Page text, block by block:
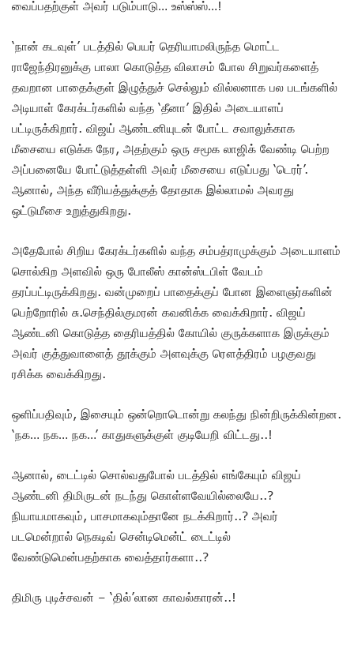
வைப்பதற்குள் அவர் படும்பாடு… உஸ்ஸ்ஸ்…!
‘நான் கடவுள்’ படத்தில் பெயர் தெரியாமலிருந்த மொட்ட
ராஜேந்திரனுக்கு பாலா கொடுத்த விலாசம் போல சிறுவர்களைத்
தவறான பாதைக்குள் இழுத்துச் செல்லும் வில்லனாக பல படங்களில்
அடியாள் கேரக்டர்களில் வந்த ‘தீனா’ இதில் அடையாளப்
பட்டிருக்கிறார். விஜய் ஆண்டனியுடன் போட்ட சவாலுக்காக
மீசையை எடுக்க நேர, அதற்கும் ஒரு சமூக லாஜிக் வேண்டி பெற்ற
அப்பனையே போட்டுத்தள்ளி அவர் மீசையை எடுப்பது ‘டெரர்’.
ஆனால், அந்த வீரியத்துக்குத் தோதாக இல்லாமல் அவரது
ஒட்டுமீசை உறுத்துகிறது.
அதேபோல் சிறிய கேரக்டர்களில் வந்த சம்பத்ராமுக்கும் அடையாளம்
சொல்கிற அளவில் ஒரு போலீஸ் கான்ஸ்டபிள் வேடம்
தரப்பட்டிருக்கிறது. வன்முறைப் பாதைக்குப் போன இளைஞர்களின்
பெற்றோரில் சு.செந்தில்குமரன் கவனிக்க வைக்கிறார். விஜய்
ஆண்டனி கொடுத்த தைரியத்தில் கோயில் குருக்களாக இருக்கும்
அவர் குத்துவாளைத் தூக்கும் அளவுக்கு ரௌத்திரம் பழகுவது
ரசிக்க வைக்கிறது.
ஒளிப்பதிவும், இசையும் ஒன்றொடொன்று கலந்து நின்றிருக்கின்றன.
‘நக… நக… நக…’ காதுகளுக்குள் குடியேறி விட்டது..!
ஆனால், டைட்டில் சொல்வதுபோல் படத்தில் எங்கேயும் விஜய்
ஆண்டனி திமிருடன் நடந்து கொள்ளவேயில்லையே..?
நியாயமாகவும், பாசமாகவும்தானே நடக்கிறார்..? அவர்
படமென்றால் நெகடிவ் சென்டிமென்ட் டைட்டில்
வேண்டுமென்பதற்காக வைத்தார்களா..?
திமிரு புடிச்சவன் – ‘தில்’லான காவல்காரன்..!